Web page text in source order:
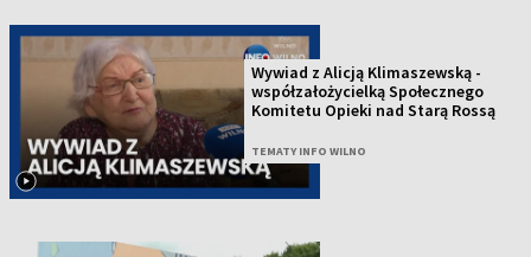
Wywiad z Alicją Klimaszewską -
współzałożycielką Społecznego
Komitetu Opieki nad Starą Rossą
TEMATY INFO WILNO